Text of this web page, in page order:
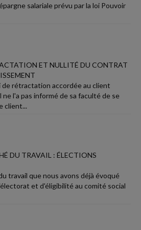
salariale prévu par la loi Pouvoir
ET NULLITÉ DU CONTRAT
de rétractation accordée au client
l'a pas informé de sa faculté de se
client...
DU TRAVAIL : ÉLECTIONS
travail que nous avons déjà évoqué
et d'éligibilité au comité social